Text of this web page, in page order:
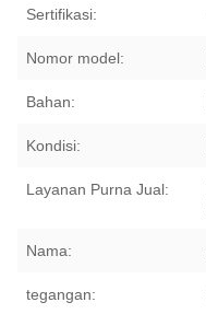
Sertifikasi:
Nomor model:
Bahan:
Kondisi:
Layanan Purna Jual:
Nama:
tegangan: